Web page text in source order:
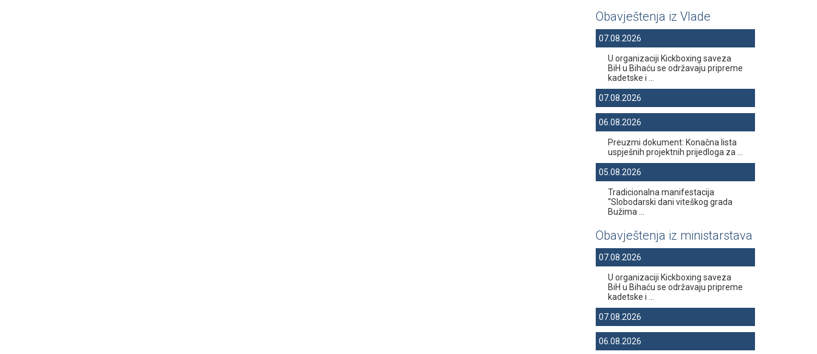
Obavještenja iz Vlade
07.08.2026
U organizaciji Kickboxing saveza
BiH u Bihaću se održavaju pripreme
kadetske i ...
07.08.2026
06.08.2026
Preuzmi dokument: Konačna lista
uspješnih projektnih prijedloga za ...
05.08.2026
Tradicionalna manifestacija
“Slobodarski dani viteškog grada
Bužima ...
Obavještenja iz ministarstava
07.08.2026
U organizaciji Kickboxing saveza
BiH u Bihaću se održavaju pripreme
kadetske i ...
07.08.2026
06.08.2026